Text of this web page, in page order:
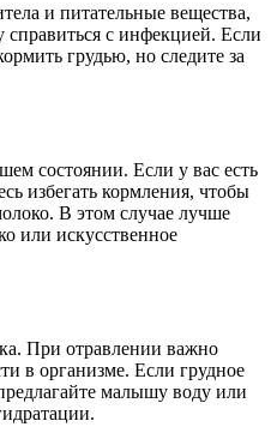
и питательные вещества,
справиться с инфекцией. Если
грудью, но следите за
состоянии. Если у вас есть
избегать кормления, чтобы
В этом случае лучше
или искусственное
При отравлении важно
в организме. Если грудное
малышу воду или